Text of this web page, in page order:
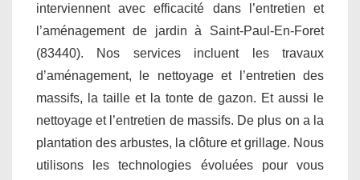
interviennent avec efficacité dans l’entretien et
l’aménagement de jardin à Saint-Paul-En-Foret
(83440). Nos services incluent les travaux
d’aménagement, le nettoyage et l’entretien des
massifs, la taille et la tonte de gazon. Et aussi le
nettoyage et l’entretien de massifs. De plus on a la
plantation des arbustes, la clôture et grillage. Nous
utilisons les technologies évoluées pour vous